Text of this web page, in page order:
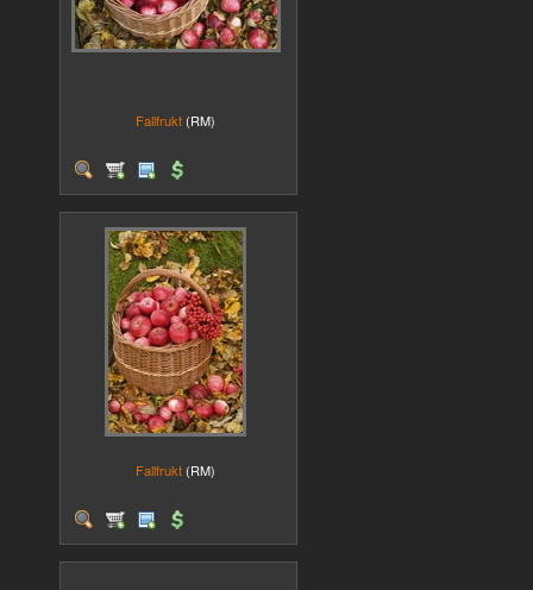
Fallfrukt (RM)
Fallfrukt (RM)